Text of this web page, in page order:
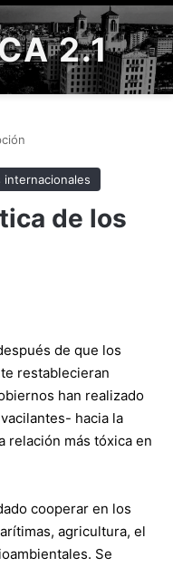
2.1
internacionales
de los
de que los
restablecieran
han realizado
hacia la
relación más tóxica en
cooperar en los
agricultura, el
Se